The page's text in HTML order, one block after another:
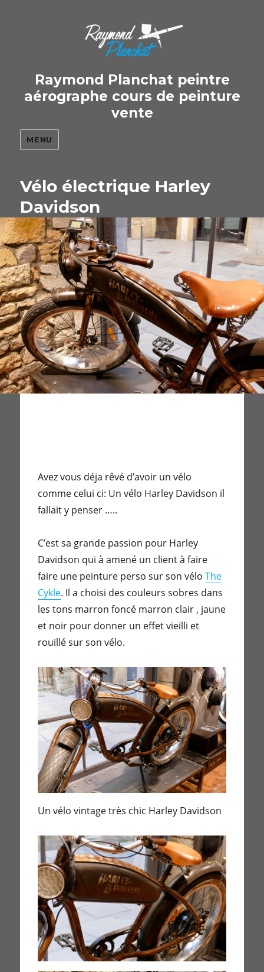
Raymond Planchat peintre
aérographe cours de peinture
vente
MENU
Vélo électrique Harley
Davidson
Avez vous déja rêvé d’avoir un vélo
comme celui ci: Un vélo Harley Davidson il
fallait y penser …..
C’est sa grande passion pour Harley
Davidson qui à amené un client à faire
faire une peinture perso sur son véloThe
Cykle. Il a choisi des couleurs sobres dans
les tons marron foncé marron clair , jaune
et noir pour donner un effet vieilli et
rouillé sur son vélo.
Un vélo vintage très chic Harley Davidson